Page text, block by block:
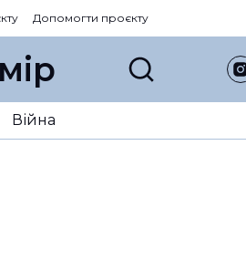
Допомогти проєкту
Війна